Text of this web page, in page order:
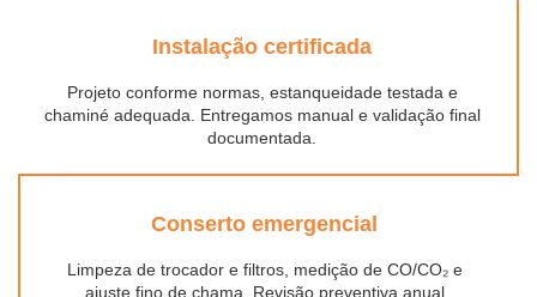
Instalação certificada
Projeto conforme normas, estanqueidade testada e
chaminé adequada. Entregamos manual e validação final
documentada.
Conserto emergencial
Limpeza de trocador e filtros, medição de CO/CO₂ e
ajuste fino de chama. Revisão preventiva anual